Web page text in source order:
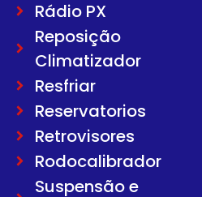
Rádio PX
Reposição
Climatizador
Resfriar
Reservatorios
Retrovisores
Rodocalibrador
Suspensão e